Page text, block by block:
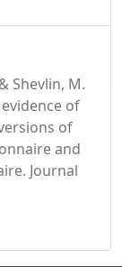
Shevlin, M.
of
of
and
Journal